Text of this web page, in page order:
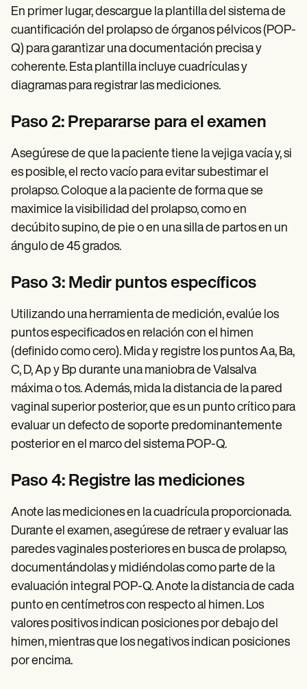
En primer lugar, descargue la plantilla del sistema de
cuantificación del prolapso de órganos pélvicos (POP-
Q) para garantizar una documentación precisa y
coherente. Esta plantilla incluye cuadrículas y
diagramas para registrar las mediciones.
Paso 2: Prepararse para el examen
Asegúrese de que la paciente tiene la vejiga vacía y, si
es posible, el recto vacío para evitar subestimar el
prolapso. Coloque a la paciente de forma que se
maximice la visibilidad del prolapso, como en
decúbito supino, de pie o en una silla de partos en un
ángulo de 45 grados.
Paso 3: Medir puntos específicos
Utilizando una herramienta de medición, evalúe los
puntos especificados en relación con el himen
(definido como cero). Mida y registre los puntos Aa, Ba,
C, D, Ap y Bp durante una maniobra de Valsalva
máxima o tos. Además, mida la distancia de la pared
vaginal superior posterior, que es un punto crítico para
evaluar un defecto de soporte predominantemente
posterior en el marco del sistema POP-Q.
Paso 4: Registre las mediciones
Anote las mediciones en la cuadrícula proporcionada.
Durante el examen, asegúrese de retraer y evaluar las
paredes vaginales posteriores en busca de prolapso,
documentándolas y midiéndolas como parte de la
evaluación integral POP-Q. Anote la distancia de cada
punto en centímetros con respecto al himen. Los
valores positivos indican posiciones por debajo del
himen, mientras que los negativos indican posiciones
por encima.